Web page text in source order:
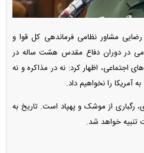
مشاور نظامی فرماندهی کل قوا و
در دوران دفاع مقدس هشت ساله در
اجتماعی، اظهار کرد: نه در مذاکره و نه
آمریکا را نخواهیم داد.
رگباری از موشک و پهپاد است. تاریخ به
تنبیه خواهد شد.